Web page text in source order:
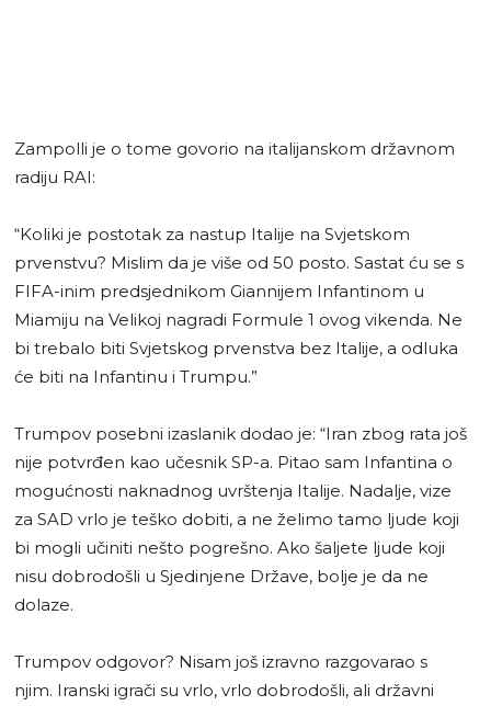
Zampolli je o tome govorio na italijanskom državnom
radiju RAI:
“Koliki je postotak za nastup Italije na Svjetskom
prvenstvu? Mislim da je više od 50 posto. Sastat ću se s
FIFA-inim predsjednikom Giannijem Infantinom u
Miamiju na Velikoj nagradi Formule 1 ovog vikenda. Ne
bi trebalo biti Svjetskog prvenstva bez Italije, a odluka
će biti na Infantinu i Trumpu.”
Trumpov posebni izaslanik dodao je: “Iran zbog rata još
nije potvrđen kao učesnik SP-a. Pitao sam Infantina o
mogućnosti naknadnog uvrštenja Italije. Nadalje, vize
za SAD vrlo je teško dobiti, a ne želimo tamo ljude koji
bi mogli učiniti nešto pogrešno. Ako šaljete ljude koji
nisu dobrodošli u Sjedinjene Države, bolje je da ne
dolaze.
Trumpov odgovor? Nisam još izravno razgovarao s
njim. Iranski igrači su vrlo, vrlo dobrodošli, ali državni